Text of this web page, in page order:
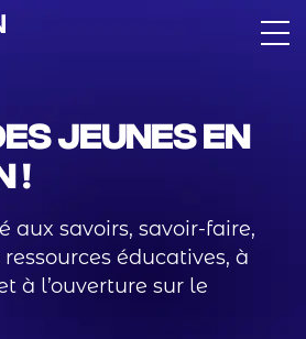
jeunes en
!
aux savoirs, savoir-faire,
éducatives, à
à l’ouverture sur le